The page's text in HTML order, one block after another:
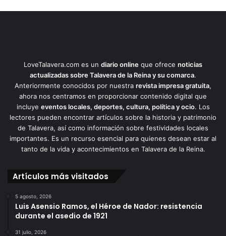
LoveTalavera.com es un diario online que ofrece noticias
actualizadas sobre Talavera de la Reina y su comarca.
Anteriormente conocidos por nuestra revista impresa gratuita,
ahora nos centramos en proporcionar contenido digital que
incluye eventos locales, deportes, cultura, política y ocio. Los
lectores pueden encontrar artículos sobre la historia y patrimonio
de Talavera, así como información sobre festividades locales
importantes. Es un recurso esencial para quienes desean estar al
tanto de la vida y acontecimientos en Talavera de la Reina.
Artículos más visitados
5 agosto, 2026
Luis Asensio Ramos, el Héroe de Nador: resistencia
durante el asedio de 1921
31 julio, 2026